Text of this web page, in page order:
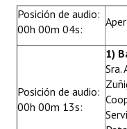
Premio al Mérito -
Audiencias Públicas -
Mujeres que Dejaron
Periodistas Decanos -
Ciudadano Ilustre -
Posición de audio:
00h 00m 04s:
Posición de audio:
00h 00m 13s:
1)
Sra.